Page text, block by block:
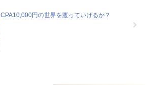
CPA10,000円の世界を渡っていけるか？